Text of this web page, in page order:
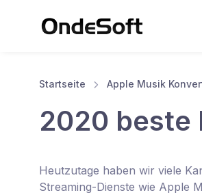
Startseite Apple Musik
2020 beste
Heutzutage haben wir viele
Streaming-Dienste wie Apple